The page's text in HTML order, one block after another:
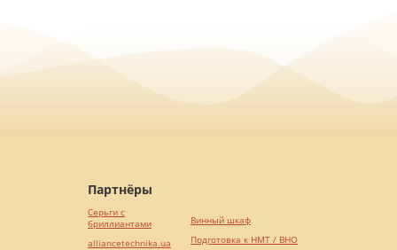
Партнёры
Серьги с
бриллиантами
alliancetechnika.ua
Винный шкаф
Подготовка к НМТ / ВНО